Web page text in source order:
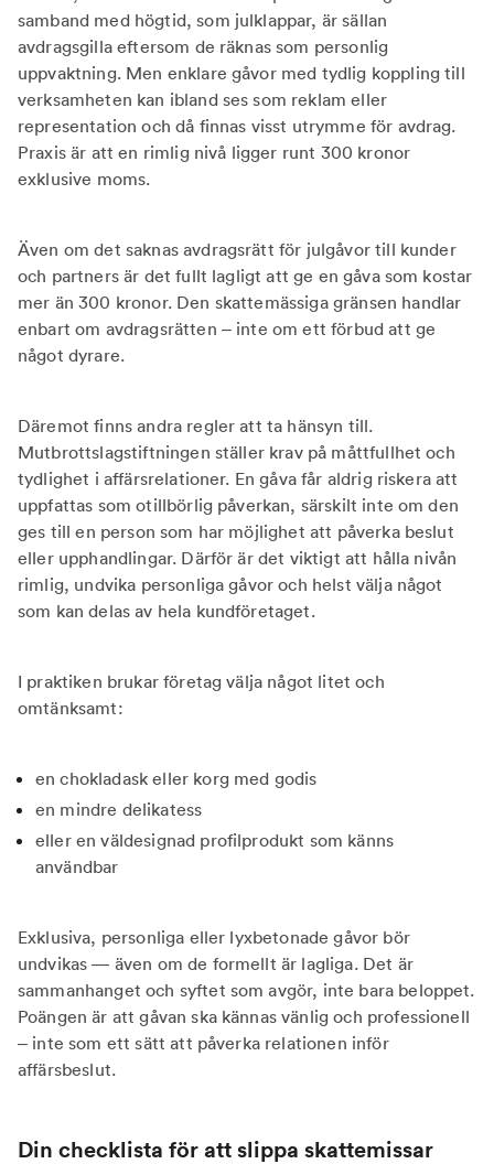
samband med högtid, som julklappar, är sällan
avdragsgilla eftersom de räknas som personlig
uppvaktning. Men enklare gåvor med tydlig koppling till
verksamheten kan ibland ses som reklam eller
representation och då finnas visst utrymme för avdrag.
Praxis är att en rimlig nivå ligger runt 300 kronor
exklusive moms.
Även om det saknas avdragsrätt för julgåvor till kunder
och partners är det fullt lagligt att ge en gåva som kostar
mer än 300 kronor. Den skattemässiga gränsen handlar
enbart om avdragsrätten – inte om ett förbud att ge
något dyrare.
Däremot finns andra regler att ta hänsyn till.
Mutbrottslagstiftningen ställer krav på måttfullhet och
tydlighet i affärsrelationer. En gåva får aldrig riskera att
uppfattas som otillbörlig påverkan, särskilt inte om den
ges till en person som har möjlighet att påverka beslut
eller upphandlingar. Därför är det viktigt att hålla nivån
rimlig, undvika personliga gåvor och helst välja något
som kan delas av hela kundföretaget.
I praktiken brukar företag välja något litet och
omtänksamt:
en chokladask eller korg med godis
en mindre delikatess
eller en väldesignad profilprodukt som känns
användbar
Exklusiva, personliga eller lyxbetonade gåvor bör
undvikas — även om de formellt är lagliga. Det är
sammanhanget och syftet som avgör, inte bara beloppet.
Poängen är att gåvan ska kännas vänlig och professionell
– inte som ett sätt att påverka relationen inför
affärsbeslut.
Din checklista för att slippa skattemissar